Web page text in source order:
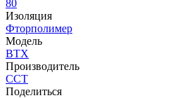
80
Изоляция
Фторполимер
Модель
ВТХ
Производитель
ССТ
Поделиться